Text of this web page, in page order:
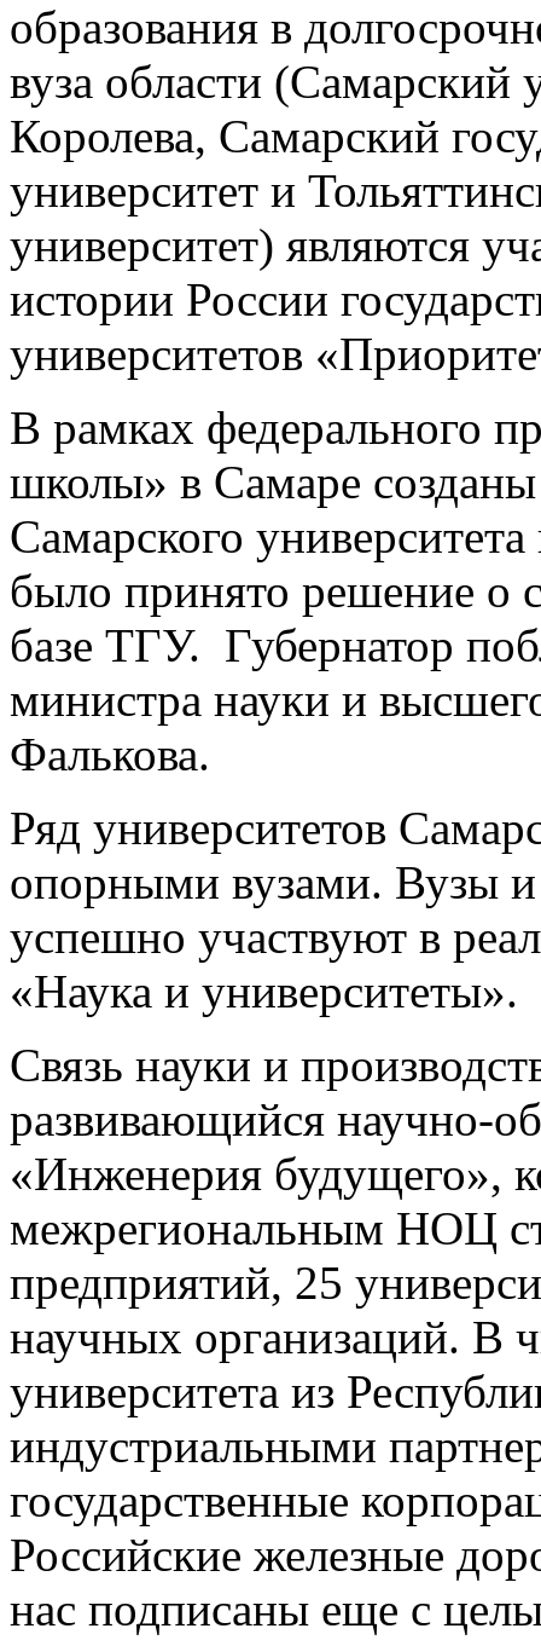
образования в
вуза области
Королева, Самарский
университет и
университет) являются
истории России
университетов
В рамках федерального
школы» в Самаре
Самарского
было принято решение о
базе ТГУ. Губернатор
министра науки и
Фалькова.
Ряд университетов
опорными вузами. Вузы и
успешно участвуют в
«Наука и университеты».
Связь науки и
развивающийся научно-
«Инженерия будущего»,
межрегиональным НОЦ
предприятий, 25
научных организаций. В
университета из
индустриальными
государственные
Российские железные
нас подписаны еще с